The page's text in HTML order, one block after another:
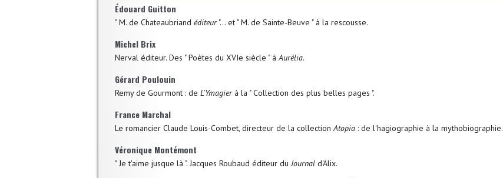
Édouard Guitton
" M. de Chateaubriand éditeur"… et " M. de Sainte-Beuve " à la rescousse.
Michel Brix
Nerval éditeur. Des " Poètes du XVIe siècle " à Aurélia.
Gérard Poulouin
Remy de Gourmont : de L'Ymagierà la " Collection des plus belles pages ".
France Marchal
Le romancier Claude Louis-Combet, directeur de la collection Atopia : de l'hagiographie à la mythobiographie.
Véronique Montémont
" Je t'aime jusque là ". Jacques Roubaud éditeur du Journal d'Alix.